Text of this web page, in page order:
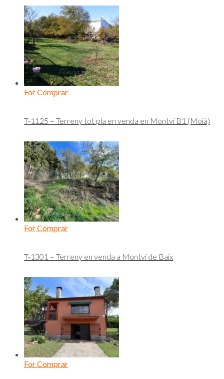
For Comprar
T-1125 – Terreny tot pla en venda en Montví B1 (Moià)
For Comprar
T-1301 – Terreny en venda a Montví de Baix
For Comprar